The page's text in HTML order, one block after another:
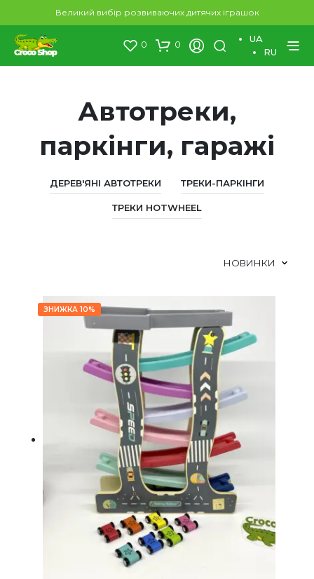
Великий вибір розвиваючих дитячих іграшок
0 0
UA
RU
Автотреки,
паркінги, гаражі
ДЕРЕВ'ЯНІ АВТОТРЕКИ ТРЕКИ-ПАРКІНГИ
ТРЕКИ HOTWHEEL
ЗНИЖКА 10%